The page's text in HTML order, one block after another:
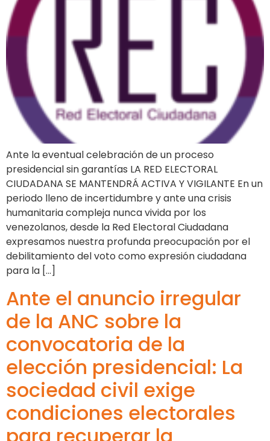
Ante la eventual celebración de un proceso
presidencial sin garantías LA RED ELECTORAL
CIUDADANA SE MANTENDRÁ ACTIVA Y VIGILANTE En un
periodo lleno de incertidumbre y ante una crisis
humanitaria compleja nunca vivida por los
venezolanos, desde la Red Electoral Ciudadana
expresamos nuestra profunda preocupación por el
debilitamiento del voto como expresión ciudadana
para la […]
Ante el anuncio irregular
de la ANC sobre la
convocatoria de la
elección presidencial: La
sociedad civil exige
condiciones electorales